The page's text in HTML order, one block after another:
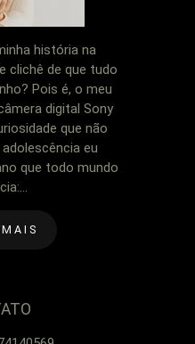
história na
clichê de que tudo
Pois é, o meu
digital Sony
que não
eu
que todo mundo